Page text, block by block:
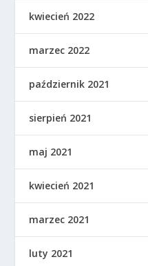
kwiecień 2022
marzec 2022
październik 2021
sierpień 2021
maj 2021
kwiecień 2021
marzec 2021
luty 2021